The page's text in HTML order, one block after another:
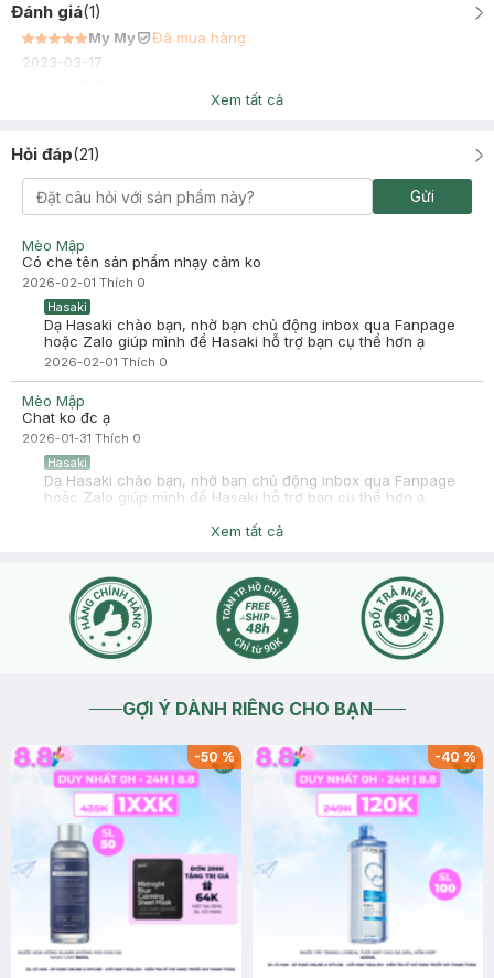
Đánh giá(1)
My My
Đã mua hàng
2023-03-17
Xem tất cả
Hỏi đáp(21)
Gửi
Mèo Mập
Có che tên sản phẩm nhạy cảm ko
2026-02-01 Thích 0
Hasaki
Dạ Hasaki chào bạn, nhờ bạn chủ động inbox qua Fanpage
hoặc Zalo giúp mình để Hasaki hỗ trợ bạn cụ thể hơn ạ
2026-02-01 Thích 0
Mèo Mập
Chat ko đc ạ
2026-01-31 Thích 0
Hasaki
Dạ Hasaki chào bạn, nhờ bạn chủ động inbox qua Fanpage
hoặc Zalo giúp mình để Hasaki hỗ trợ bạn cụ thể hơn ạ
Xem tất cả
GỢI Ý DÀNH RIÊNG CHO BẠN
-50% -40%